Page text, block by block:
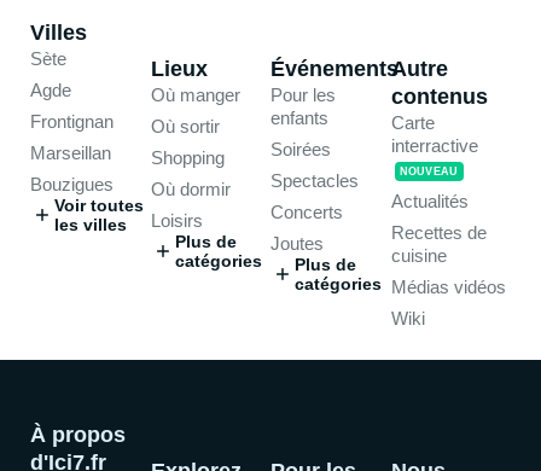
Villes
Sète
Agde
Frontignan
Marseillan
Bouzigues
Voir toutes
les villes
Lieux
Où manger
Où sortir
Shopping
Où dormir
Loisirs
Plus de
catégories
Événements
Pour les
enfants
Soirées
Spectacles
Concerts
Joutes
Plus de
catégories
Autre
contenus
Carte
interractive
NOUVEAU
Actualités
Recettes de
cuisine
Médias vidéos
Wiki
À propos
d'Ici7.fr